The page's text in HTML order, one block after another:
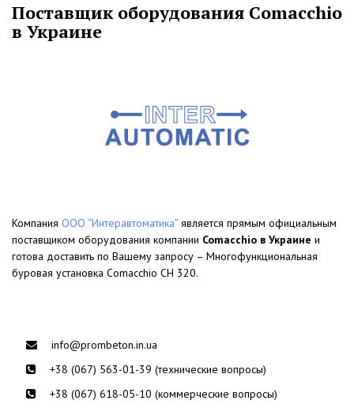
Поставщик оборудования Comacchio
в Украине
Компания ООО “Интеравтоматика” является прямым официальным
поставщиком оборудования компании Comacchio в Украине и
готова доставить по Вашему запросу – Многофункциональная
буровая установка Comacchio CH 320.
info@prombeton.in.ua
+38 (067) 563-01-39 (технические вопросы)
+38 (067) 618-05-10 (коммерческие вопросы)